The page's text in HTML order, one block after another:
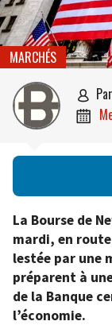
MARCHÉS
 par

La Bourse de
mardi, en
lestée par une
préparent à
de la Banque
l’économie.